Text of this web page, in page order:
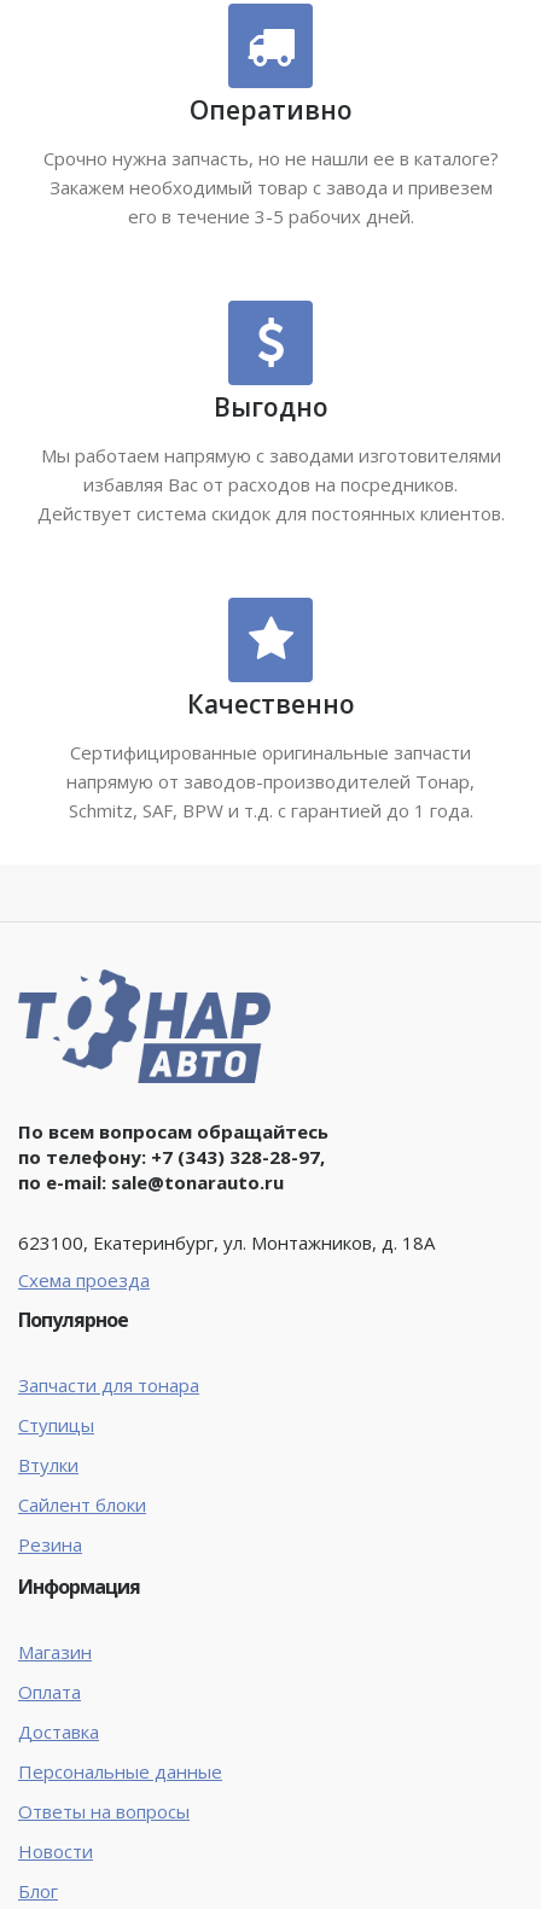
Оперативно
Срочно нужна запчасть, но не нашли ее в каталоге?
Закажем необходимый товар с завода и привезем
его в течение 3-5 рабочих дней.
Выгодно
Мы работаем напрямую с заводами изготовителями
избавляя Вас от расходов на посредников.
Действует система скидок для постоянных клиентов.
Качественно
Сертифицированные оригинальные запчасти
напрямую от заводов-производителей Тонар,
Schmitz, SAF, BPW и т.д. с гарантией до 1 года.
По всем вопросам обращайтесь
по телефону: +7 (343) 328-28-97,
по e-mail: sale@tonarauto.ru
623100, Екатеринбург, ул. Монтажников, д. 18А
Схема проезда
Популярное
Запчасти для тонара
Ступицы
Втулки
Сайлент блоки
Резина
Информация
Магазин
Оплата
Доставка
Персональные данные
Ответы на вопросы
Новости
Блог